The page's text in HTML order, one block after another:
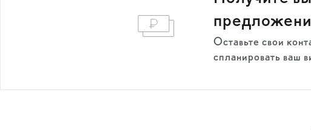
Оставьте свои
спланировать ваш